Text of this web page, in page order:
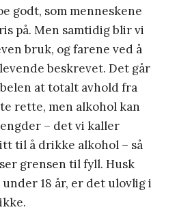
godt, som menneskene
på. Men samtidig blir vi
bruk, og farene ved å
beskrevet. Det går
at totalt avhold fra
rette, men alkohol kan
– det vi kaller
til å drikke alkohol – så
grensen til fyll. Husk
under 18 år, er det ulovlig i